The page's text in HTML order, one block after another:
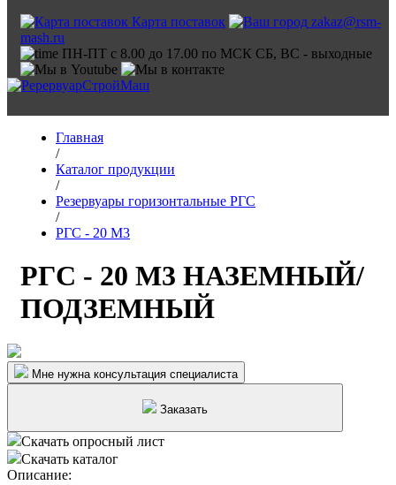
Карта поставок
zakaz@rsm-
mash.ru
ПН-ПТ с 8.00 до 17.00 по МСК СБ, ВС - выходные
Главная
/
Каталог продукции
/
Резервуары горизонтальные РГС
/
РГС - 20 М3
РГС - 20 М3 НАЗЕМНЫЙ/
ПОДЗЕМНЫЙ
Мне нужна консультация специалиста
Заказать
Скачать опросный лист
Скачать каталог
Описание: